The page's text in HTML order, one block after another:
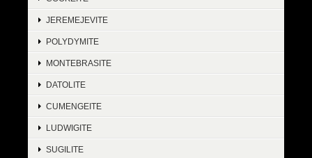
JEREMEJEVITE
POLYDYMITE
MONTEBRASITE
DATOLITE
CUMENGEITE
LUDWIGITE
SUGILITE